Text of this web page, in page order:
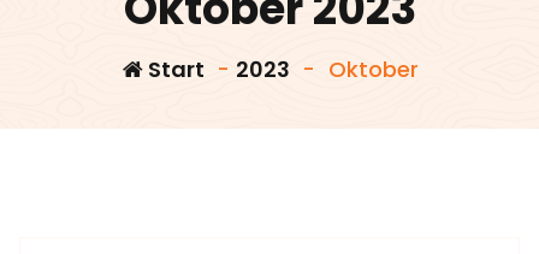
Start - 2023 - Oktober